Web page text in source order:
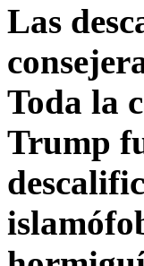
Las
Toda la
Trump